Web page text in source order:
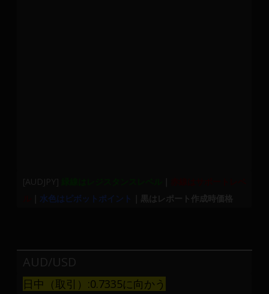
[AUDJPY]
｜水色はピボットポイント ｜黒はレポート作成時価格
AUD/USD
日中（取引）:0.7335に向かう